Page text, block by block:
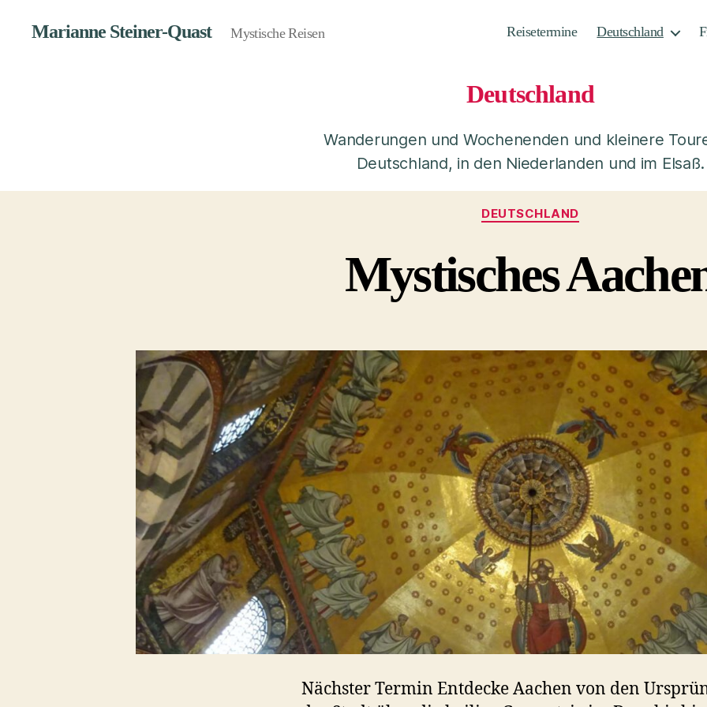
Marianne Steiner-Quast Mystische Reisen Reisetermine Deutschland
Deutschland
Wanderungen und Wochenenden und kleinere
Deutschland, in den Niederlanden und im Elsaß.
Kategorien
DEUTSCHLAND
Mystisches
Nächster Termin Entdecke Aachen von den